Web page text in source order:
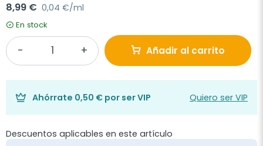
8,99 € 0,04 €/ml
En stock
Añadir al carrito
Ahórrate 0,50 € por ser VIP Quiero ser VIP
Descuentos aplicables en este artículo